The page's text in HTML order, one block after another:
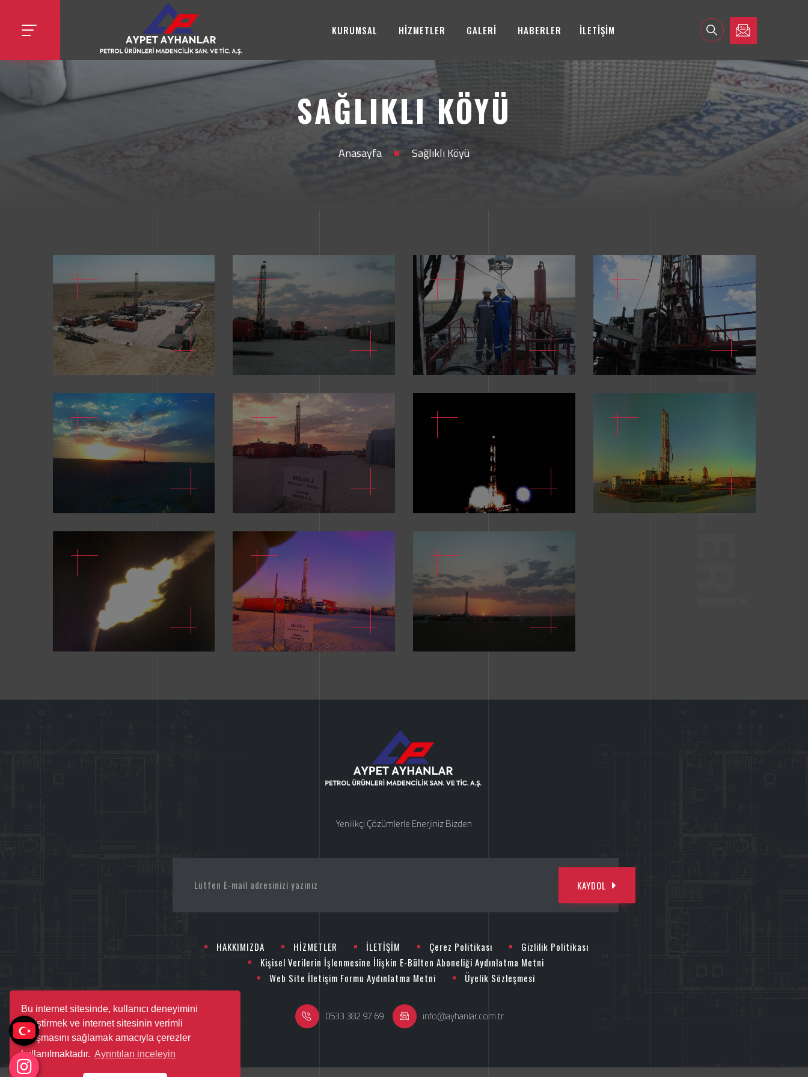
Bu internet sitesinde, kullanıcı deneyimini
geliştirmek ve internet sitesinin verimli
çalışmasını sağlamak amacıyla çerezler
kullanılmaktadır. Ayrıntıları inceleyin
KURUMSAL HİZMETLER GALERİ HABERLER İLETİŞİM
SAĞLIKLI KÖYÜ
Anasayfa Sağlıklı Köyü
Yenilikçi Çözümlerle Enerjiniz Bizden
KAYDOL
HAKKIMIZDA HİZMETLER İLETİŞİM Çerez Politikası
Gizlilik Politikası
Kişisel Verilerin İşlenmesine İlişkin E-Bülten Aboneliği Aydınlatma Metni
Web Site İletişim Formu Aydınlatma Metni
Üyelik Sözleşmesi
0533 382 97 69 info@ayhanlar.com.tr